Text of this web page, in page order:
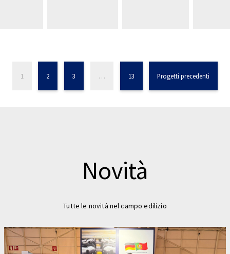
1 2 3 … 13 Progetti precedenti
Novità
Tutte le novità nel campo edilizio